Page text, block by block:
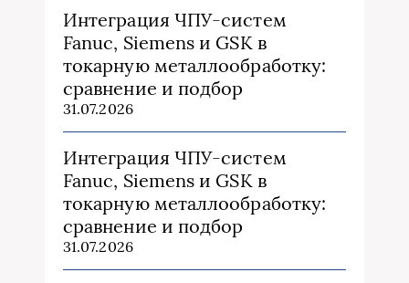
Интеграция ЧПУ-систем
Fanuc, Siemens и GSK в
токарную металлообработку:
сравнение и подбор
31.07.2026
Интеграция ЧПУ-систем
Fanuc, Siemens и GSK в
токарную металлообработку:
сравнение и подбор
31.07.2026